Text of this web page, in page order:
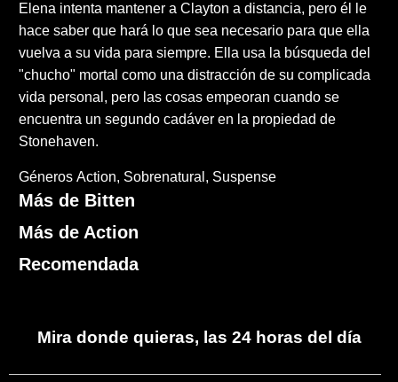
Elena intenta mantener a Clayton a distancia, pero él le
hace saber que hará lo que sea necesario para que ella
vuelva a su vida para siempre. Ella usa la búsqueda del
"chucho" mortal como una distracción de su complicada
vida personal, pero las cosas empeoran cuando se
encuentra un segundo cadáver en la propiedad de
Stonehaven.
Géneros Action Sobrenatural Suspense
Más de Bitten
Más de Action
Recomendada
Mira donde quieras, las 24 horas del día